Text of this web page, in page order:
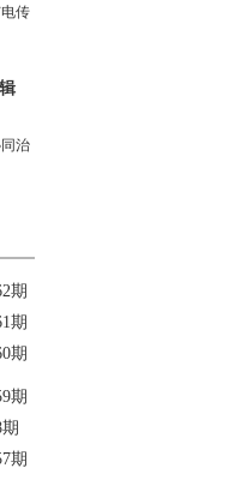
传
治
期
期
期
期
期